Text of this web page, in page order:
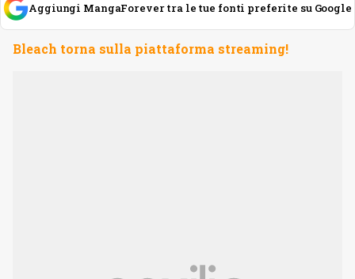
Aggiungi MangaForever tra le tue fonti preferite su Google
Bleach torna sulla piattaforma streaming!